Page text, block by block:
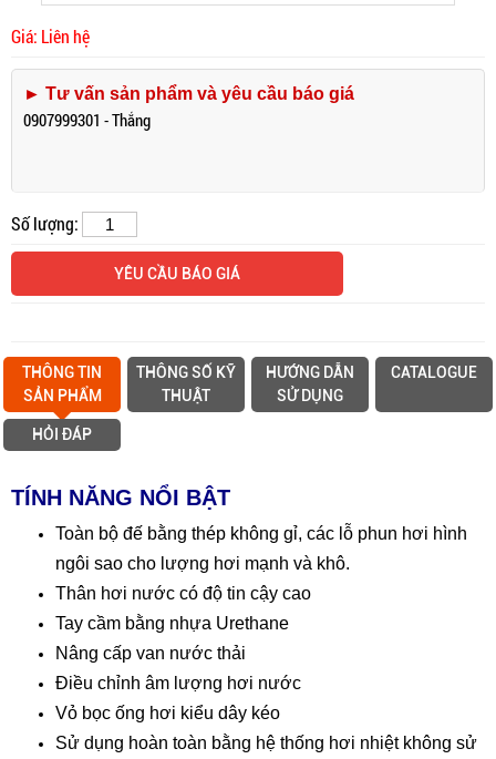
Giá: Liên hệ
► Tư vấn sản phẩm và yêu cầu báo giá
0907999301 - Thắng
Số lượng:
YÊU CẦU BÁO GIÁ
THÔNG TIN
SẢN PHẨM
THÔNG SỐ KỸ
THUẬT
HƯỚNG DẪN
SỬ DỤNG
CATALOGUE
HỎI ĐÁP
TÍNH NĂNG NỔI BẬT
Toàn bộ đế bằng thép không gỉ, các lỗ phun hơi hình
ngôi sao cho lượng hơi mạnh và khô.
Thân hơi nước có độ tin cậy cao
Tay cầm bằng nhựa Urethane
Nâng cấp van nước thải
Điều chỉnh âm lượng hơi nước
Vỏ bọc ống hơi kiểu dây kéo
Sử dụng hoàn toàn bằng hệ thống hơi nhiệt không sử